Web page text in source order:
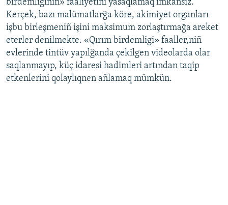
birdemliginiñ» faaliyetini yasaqlamaq imkânsız.
Kerçek, bazı malümatlarğa köre, akimiyet organları
işbu birleşmeniñ işini maksimum zorlaştırmağa areket
eterler denilmekte. «Qırım birdemligi» faaller,niñ
evlerinde tintüv yapılğanda çekilgen videolarda olar
saqlanmayıp, küç idaresi hadimleri artından taqip
etkenlerini qolaylıqnen añlamaq mümkün.